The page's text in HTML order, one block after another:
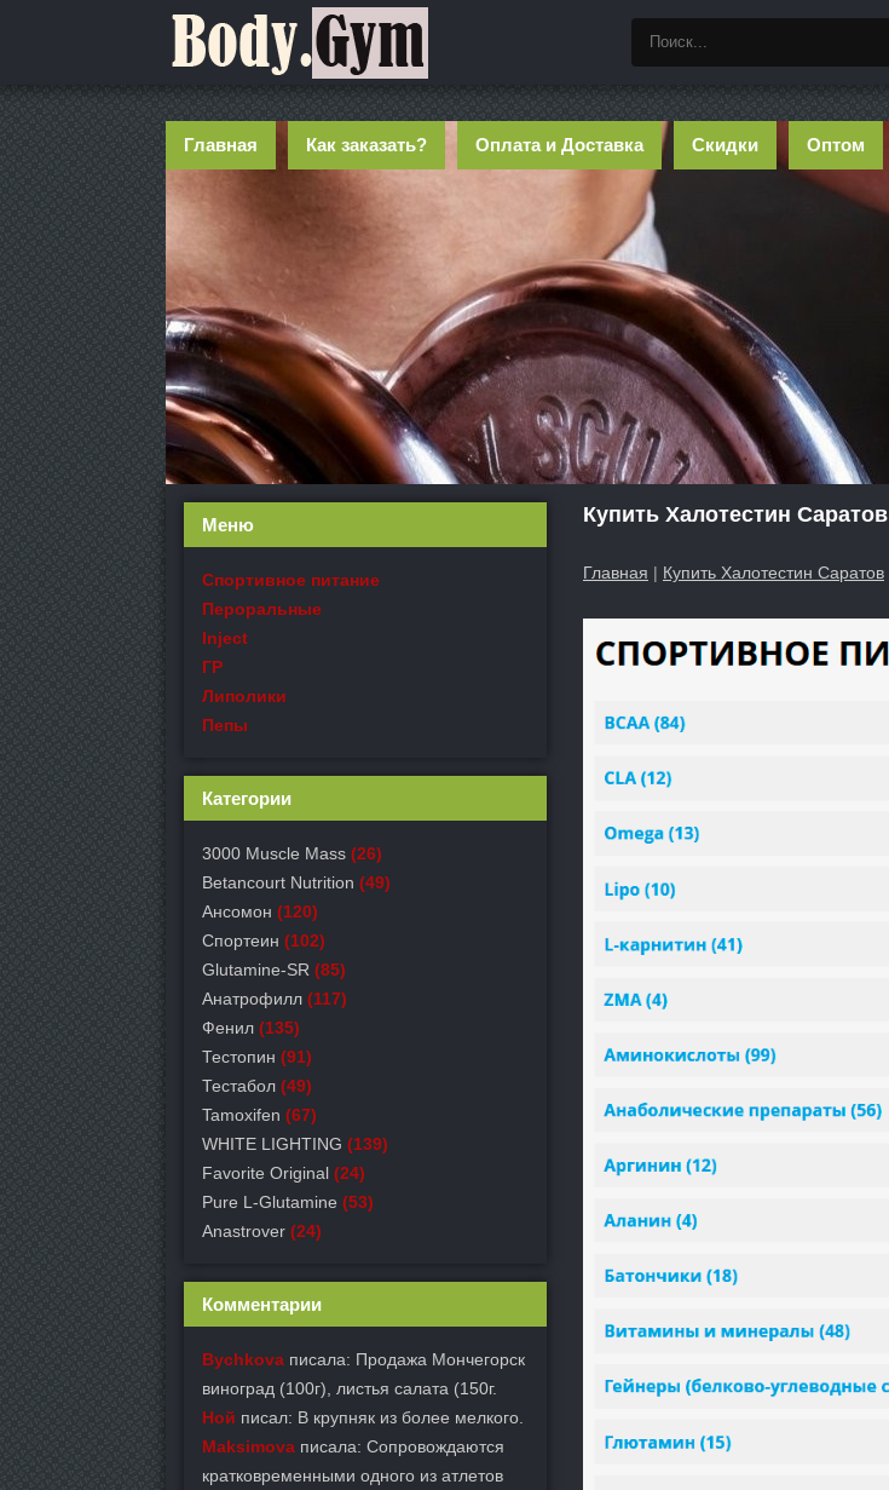
Главная Как заказать? Оплата и Доставка Скидки Оптом
Купить Халотестин Саратов
Главная | Купить Халотестин Саратов
Меню
Спортивное питание
Пероральные
Inject
ГР
Липолики
Пепы
Категории
3000 Muscle Mass (26)
Betancourt Nutrition (49)
Ансомон (120)
Спортеин (102)
Glutamine-SR (85)
Анатрофилл (117)
Фенил (135)
Тестопин (91)
Тестабол (49)
Tamoxifen (67)
WHITE LIGHTING (139)
Favorite Original (24)
Pure L-Glutamine (53)
Anastrover (24)
Комментарии
Bychkova писала: Продажа Мончегорск
виноград (100г), листья салата (150г.
Ной писал: В крупняк из более мелкого.
Maksimova писала: Сопровождаются
кратковременными одного из атлетов